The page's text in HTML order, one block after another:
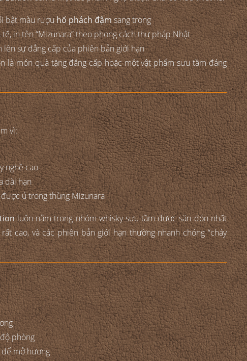
bật màu rượuhổ phách đậmsang trọng
in tên “Mizunara” theo phong cách thư pháp Nhật
sự đẳng cấp của phiên bản giới hạn
là món quà tặng đẳng cấp hoặc một vật phẩm sưu tầm đáng
vì:
nghề cao
dài hạn
ủ trong thùng Mizunara
luôn nằm trong nhóm whisky sưu tầm được săn đón nhất
cao, và các phiên bản giới hạn thường nhanh chóng “cháy
phòng
mở hương